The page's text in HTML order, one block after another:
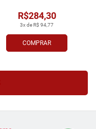
COMPRAR
3x de R$ 94,77
R$284,30